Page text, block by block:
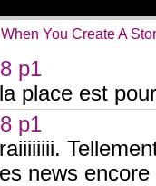
You Create A
p1
place est
p1
news encore